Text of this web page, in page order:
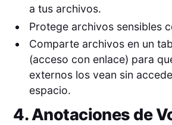
a tus archivos.
Protege archivos sensibles
Comparte archivos en un
(acceso con enlace) para
externos los vean sin
espacio.
4. Anotaciones de